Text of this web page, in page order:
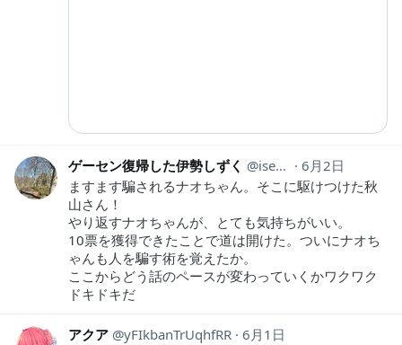
ゲーセン復帰した伊勢しずく isesizuku
6月2日
ますます騙されるナオちゃん。そこに駆けつけた秋
山さん！
やり返すナオちゃんが、とても気持ちがいい。
10票を獲得できたことで道は開けた。ついにナオち
ゃんも人を騙す術を覚えたか。
ここからどう話のペースが変わっていくかワクワク
ドキドキだ
アクア yFIkbanTrUqhfRR 6月1日